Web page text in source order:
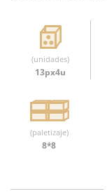
(unidades)
13px4u
(paletizaje)
8*8